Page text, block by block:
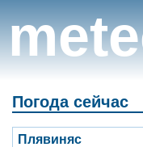
Погода сейчас
Плявиняс